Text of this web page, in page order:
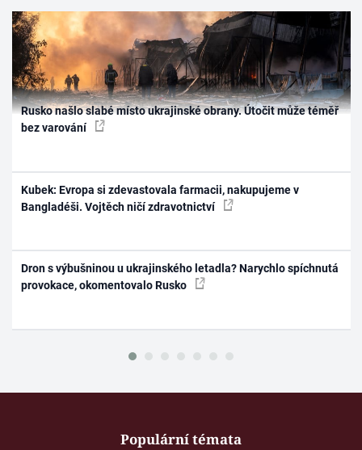
Rusko našlo slabé místo ukrajinské obrany. Útočit může téměř
bez varování
Kubek: Evropa si zdevastovala farmacii, nakupujeme v
Bangladéši. Vojtěch ničí zdravotnictví
Dron s výbušninou u ukrajinského letadla? Narychlo spíchnutá
provokace, okomentovalo Rusko
Populární témata